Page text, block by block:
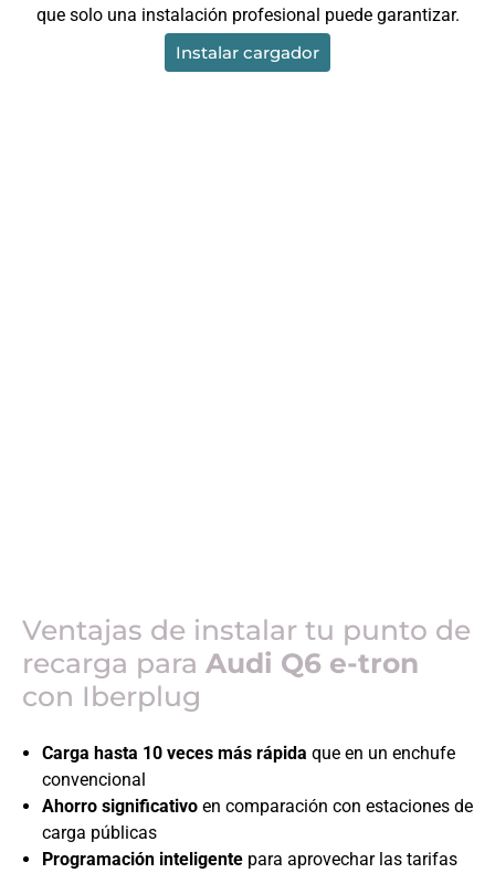
que solo una instalación profesional puede garantizar.
Instalar cargador
Ventajas de instalar tu punto de
recarga para Audi Q6 e-tron
con Iberplug
Carga hasta 10 veces más rápida que en un enchufe
convencional
Ahorro significativo en comparación con estaciones de
carga públicas
Programación inteligente para aprovechar las tarifas